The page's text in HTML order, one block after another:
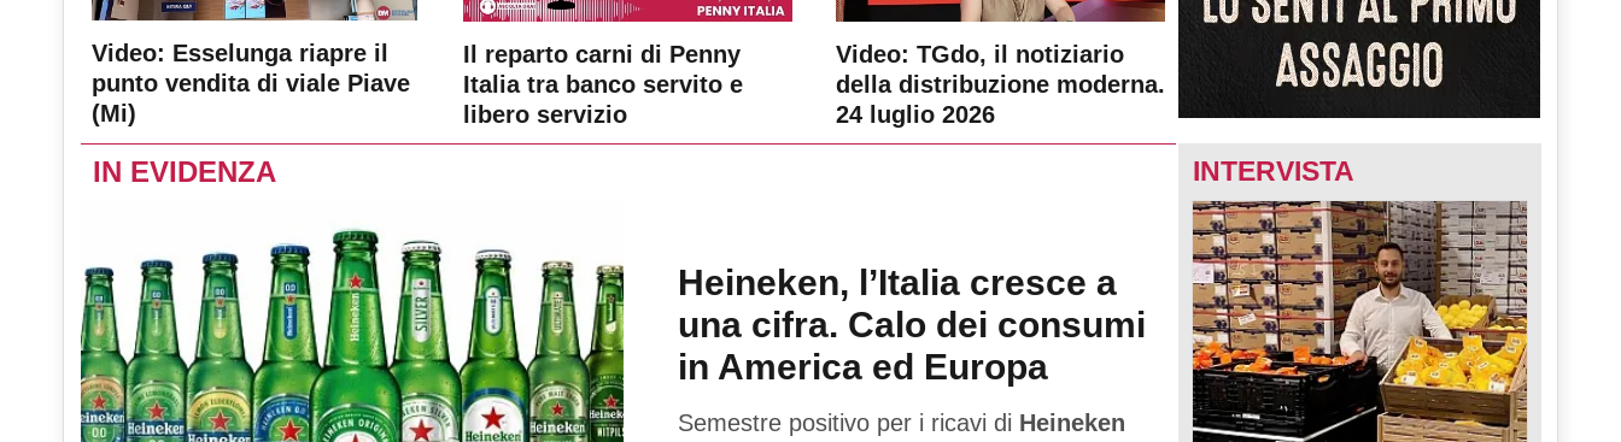
Video: Esselunga riapre il
punto vendita di viale Piave
(Mi)
Il reparto carni di Penny
Italia tra banco servito e
libero servizio
Video: TGdo, il notiziario
della distribuzione moderna.
24 luglio 2026
IN EVIDENZA
Heineken, l’Italia cresce a
una cifra. Calo dei consumi
in America ed Europa
Semestre positivo per i ricavi di Heineken
INTERVISTA